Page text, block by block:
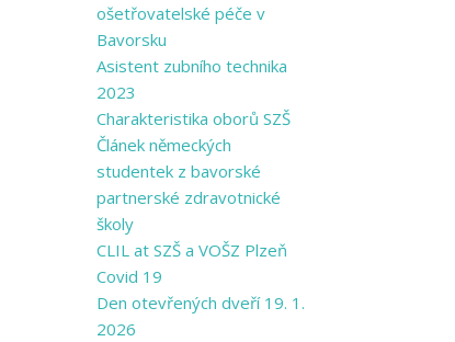
ošetřovatelské péče v
Bavorsku
Asistent zubního technika
2023
Charakteristika oborů SZŠ
Článek německých
studentek z bavorské
partnerské zdravotnické
školy
CLIL at SZŠ a VOŠZ Plzeň
Covid 19
Den otevřených dveří 19. 1.
2026